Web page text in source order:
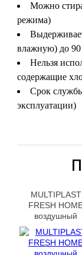
Можно
режима)
влажную) до 90
Нельзя
содержащие
Срок
эксплуатации)
MULTIPLAST
FRESH
воздушный